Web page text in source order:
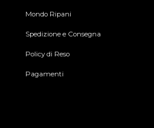
Mondo Ripani
Spedizione e Consegna
Policy di Reso
Pagamenti